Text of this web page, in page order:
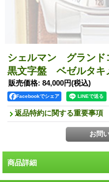
シェルマン グランド
黒文字盤 ベゼルタキ
販売価格: 84,000円(税込)
Facebookでシェア
返品特約に関する重要事項
商品詳細